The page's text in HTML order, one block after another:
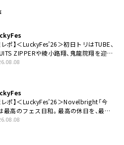
レポ】＜LuckyFes’26＞初日トリはTUBE、
ZIPPERや綾小路翔、鬼龍院翔を迎え
華コラボも「知ってたらぜひ一緒に歌っ
レポ】＜LuckyFes’26＞Novelbright「今
最高のフェス日和。最高の休日を、最高
休みを作っていきたい」